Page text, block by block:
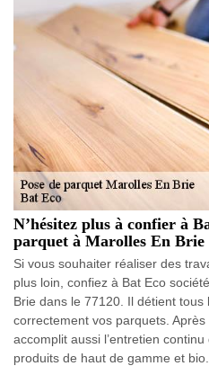
N’hésitez plus à confier à
parquet à Marolles En Brie
Si vous souhaiter réaliser des
plus loin, confiez à Bat Eco
Brie dans le 77120. Il détient
correctement vos parquets.
accomplit aussi l’entretien
produits de haut de gamme et